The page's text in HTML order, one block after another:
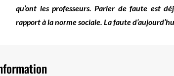
qu’ont les professeurs. Parler de faute est
rapport à la norme sociale. La faute